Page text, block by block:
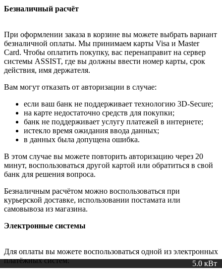
Безналичный расчёт
При оформлении заказа в корзине вы можете выбрать вариант
безналичной оплаты. Мы принимаем карты Visa и Master
Card. Чтобы оплатить покупку, вас перенаправит на сервер
системы ASSIST, где вы должны ввести номер карты, срок
действия, имя держателя.
Вам могут отказать от авторизации в случае:
если ваш банк не поддерживает технологию 3D-Secure;
на карте недостаточно средств для покупки;
банк не поддерживает услугу платежей в интернете;
истекло время ожидания ввода данных;
в данных была допущена ошибка.
В этом случае вы можете повторить авторизацию через 20
минут, воспользоваться другой картой или обратиться в свой
банк для решения вопроса.
Безналичным расчётом можно воспользоваться при
курьерской доставке, использовании постамата или
самовывоза из магазина.
Электронные системы
Для оплаты вы можете воспользоваться одной из электронных
платёжных систем:
5 кВт
5.0 кВт